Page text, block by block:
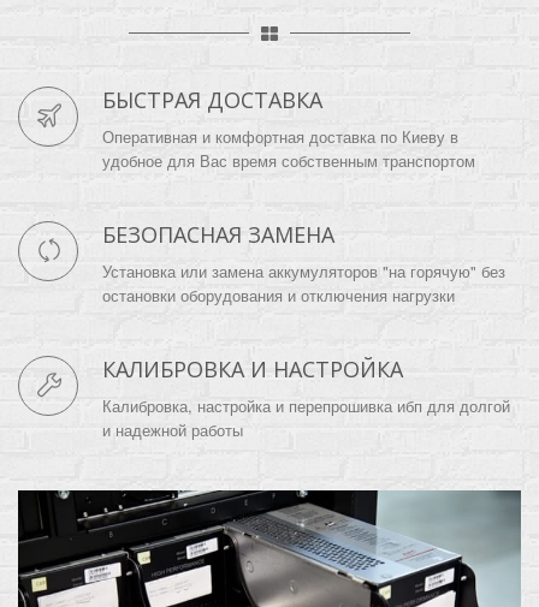
БЫСТРАЯ ДОСТАВКА
Оперативная и комфортная доставка по Киеву в
удобное для Вас время собственным транспортом
БЕЗОПАСНАЯ ЗАМЕНА
Установка или замена аккумуляторов "на горячую" без
остановки оборудования и отключения нагрузки
КАЛИБРОВКА И НАСТРОЙКА
Калибровка, настройка и перепрошивка ибп для долгой
и надежной работы